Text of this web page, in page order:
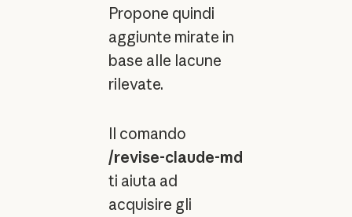
Propone quindi
aggiunte mirate in
base alle lacune
rilevate.
Il comando
/revise-claude-md
ti aiuta ad
acquisire gli